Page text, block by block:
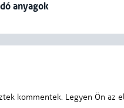
anyagok